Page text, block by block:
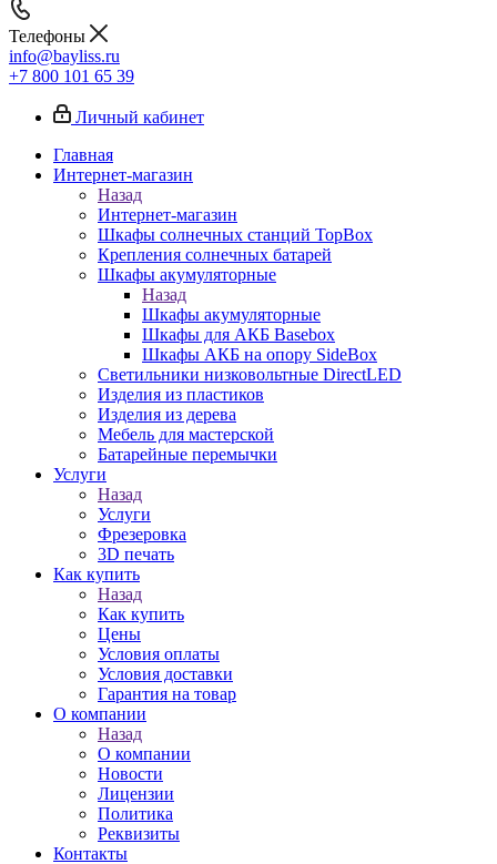
Телефоны
info@bayliss.ru
+7 800 101 65 39
Личный кабинет
Главная
Интернет-магазин
Назад
Интернет-магазин
Шкафы солнечных станций TopBox
Крепления солнечных батарей
Шкафы акумуляторные
Назад
Шкафы акумуляторные
Шкафы для АКБ Basebox
Шкафы АКБ на опору SideBox
Светильники низковольтные DirectLED
Изделия из пластиков
Изделия из дерева
Мебель для мастерской
Батарейные перемычки
Услуги
Назад
Услуги
Фрезеровка
3D печать
Как купить
Назад
Как купить
Цены
Условия оплаты
Условия доставки
Гарантия на товар
О компании
Назад
О компании
Новости
Лицензии
Политика
Реквизиты
Контакты